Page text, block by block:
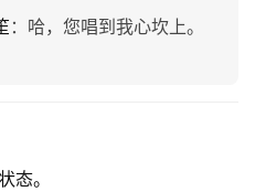
： 哈，您唱到我心坎上。
态。